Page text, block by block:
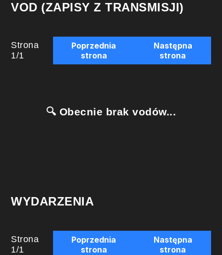
VOD (ZAPISY Z TRANSMISJI)
Strona
1/1
Poprzednia
strona
Następna
strona
🔍 Obecnie brak vodów...
WYDARZENIA
Strona
1/1
Poprzednia
strona
Następna
strona